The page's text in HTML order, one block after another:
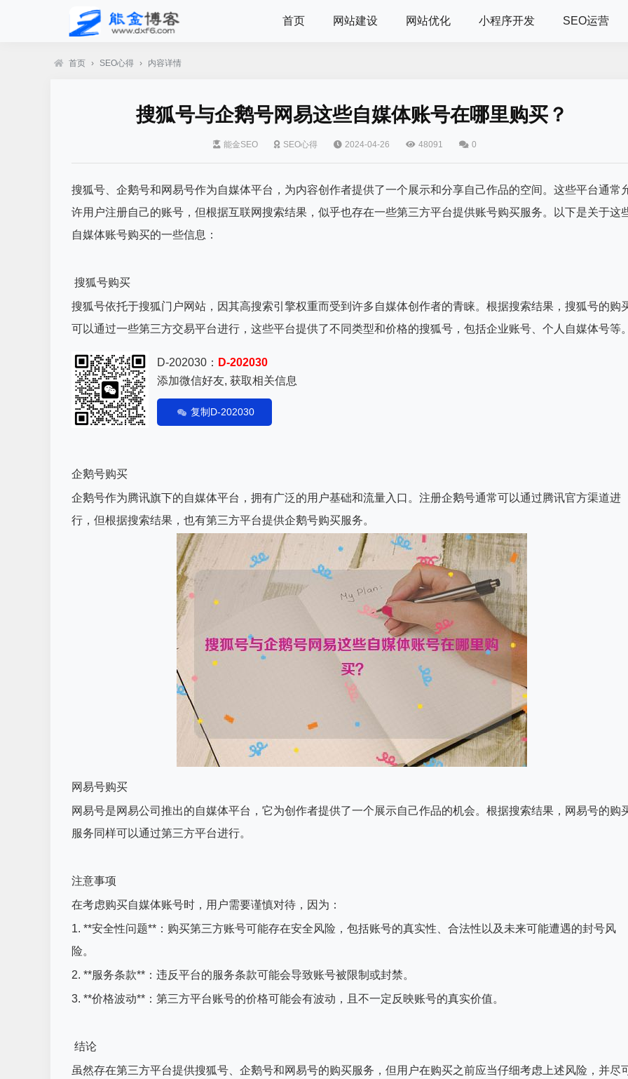
首页 网站建设 网站优化 小程序开发 SEO运营
首页 › SEO心得 › 内容详情
搜狐号与企鹅号网易这些自媒体账号在哪里购买？
能金SEO SEO心得 2024-04-26 48091 0
搜狐号、企鹅号和网易号作为自媒体平台，为内容创作者提供了一个展示和分享自己作品的空间。这些平台通常
许用户注册自己的账号，但根据互联网搜索结果，似乎也存在一些第三方平台提供账号购买服务。以下是关于这
自媒体账号购买的一些信息：
搜狐号购买
搜狐号依托于搜狐门户网站，因其高搜索引擎权重而受到许多自媒体创作者的青睐。根据搜索结果，搜狐号的购
可以通过一些第三方交易平台进行，这些平台提供了不同类型和价格的搜狐号，包括企业账号、个人自媒体号等
D-202030： D-202030
添加微信好友, 获取相关信息
复制D-202030
企鹅号购买
企鹅号作为腾讯旗下的自媒体平台，拥有广泛的用户基础和流量入口。注册企鹅号通常可以通过腾讯官方渠道进
行，但根据搜索结果，也有第三方平台提供企鹅号购买服务。
网易号购买
网易号是网易公司推出的自媒体平台，它为创作者提供了一个展示自己作品的机会。根据搜索结果，网易号的购
服务同样可以通过第三方平台进行。
注意事项
在考虑购买自媒体账号时，用户需要谨慎对待，因为：
1. **安全性问题**：购买第三方账号可能存在安全风险，包括账号的真实性、合法性以及未来可能遭遇的封号风
险。
2. **服务条款**：违反平台的服务条款可能会导致账号被限制或封禁。
3. **价格波动**：第三方平台账号的价格可能会有波动，且不一定反映账号的真实价值。
结论
虽然存在第三方平台提供搜狐号、企鹅号和网易号的购买服务，但用户在购买之前应当仔细考虑上述风险，并尽